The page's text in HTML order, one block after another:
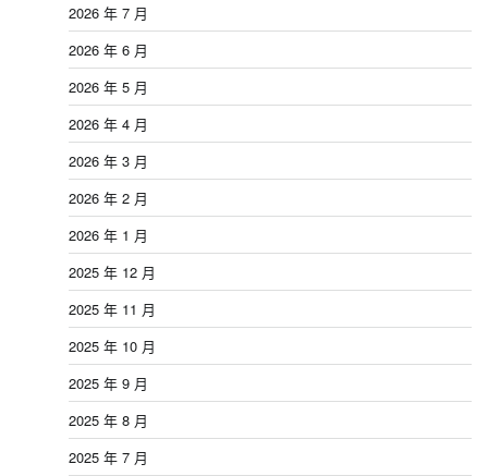
2026 年 7 月
2026 年 6 月
2026 年 5 月
2026 年 4 月
2026 年 3 月
2026 年 2 月
2026 年 1 月
2025 年 12 月
2025 年 11 月
2025 年 10 月
2025 年 9 月
2025 年 8 月
2025 年 7 月